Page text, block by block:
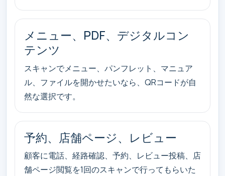
メニュー、PDF、デジタルコン
テンツ
スキャンでメニュー、パンフレット、マニュア
ル、ファイルを開かせたいなら、QRコードが自
然な選択です。
予約、店舗ページ、レビュー
顧客に電話、経路確認、予約、レビュー投稿、店
舗ページ閲覧を1回のスキャンで行ってもらいた